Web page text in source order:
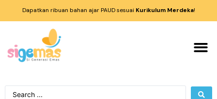
Dapatkan ribuan bahan ajar PAUD sesuai Kurikulum Merdeka!